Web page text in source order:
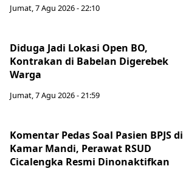
Jumat, 7 Agu 2026 - 22:10
Diduga Jadi Lokasi Open BO,
Kontrakan di Babelan Digerebek
Warga
Jumat, 7 Agu 2026 - 21:59
Komentar Pedas Soal Pasien BPJS di
Kamar Mandi, Perawat RSUD
Cicalengka Resmi Dinonaktifkan